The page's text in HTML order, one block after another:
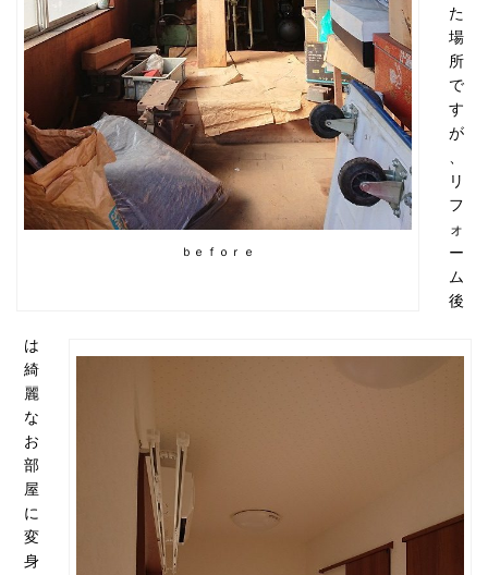
ｂｅｆｏｒｅ
た
場
所
で
す
が
リ
フ
ォ
ー
ム
後
は
綺
麗
な
お
部
屋
に
変
身